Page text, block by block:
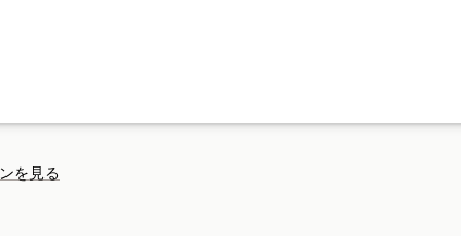
を見る